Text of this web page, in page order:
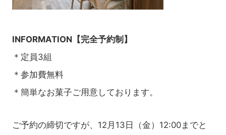
INFORMATION【完全予約制】
＊定員3組
＊参加費無料
＊簡単なお菓子ご用意しております。
ご予約の締切ですが、12月13日（金）12:00までと